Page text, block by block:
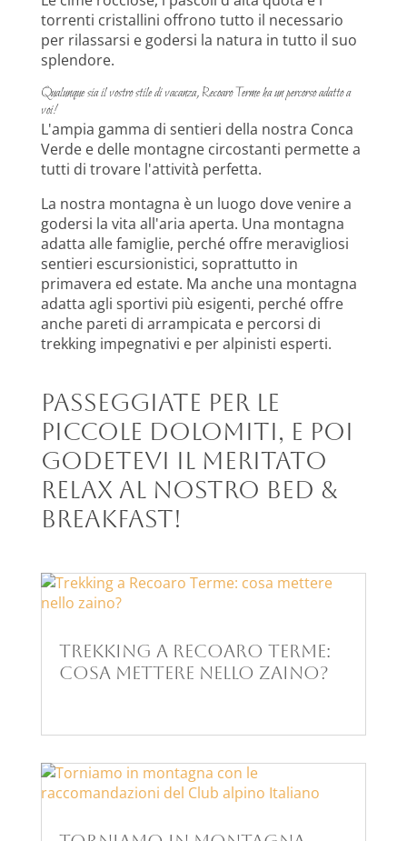
torrenti cristallini offrono tutto il necessario
per rilassarsi e godersi la natura in tutto il suo
splendore.
Qualunque sia il vostro stile di vacanza, Recoaro Terme ha un percorso adatto a
voi!
L'ampia gamma di sentieri della nostra Conca
Verde e delle montagne circostanti permette a
tutti di trovare l'attività perfetta.
La nostra montagna è un luogo dove venire a
godersi la vita all'aria aperta. Una montagna
adatta alle famiglie, perché offre meravigliosi
sentieri escursionistici, soprattutto in
primavera ed estate. Ma anche una montagna
adatta agli sportivi più esigenti, perché offre
anche pareti di arrampicata e percorsi di
trekking impegnativi e per alpinisti esperti.
Passeggiate per le
Piccole Dolomiti, e poi
godetevi il meritato
relax al nostro Bed &
Breakfast!
Trekking a Recoaro Terme:
cosa mettere nello zaino?